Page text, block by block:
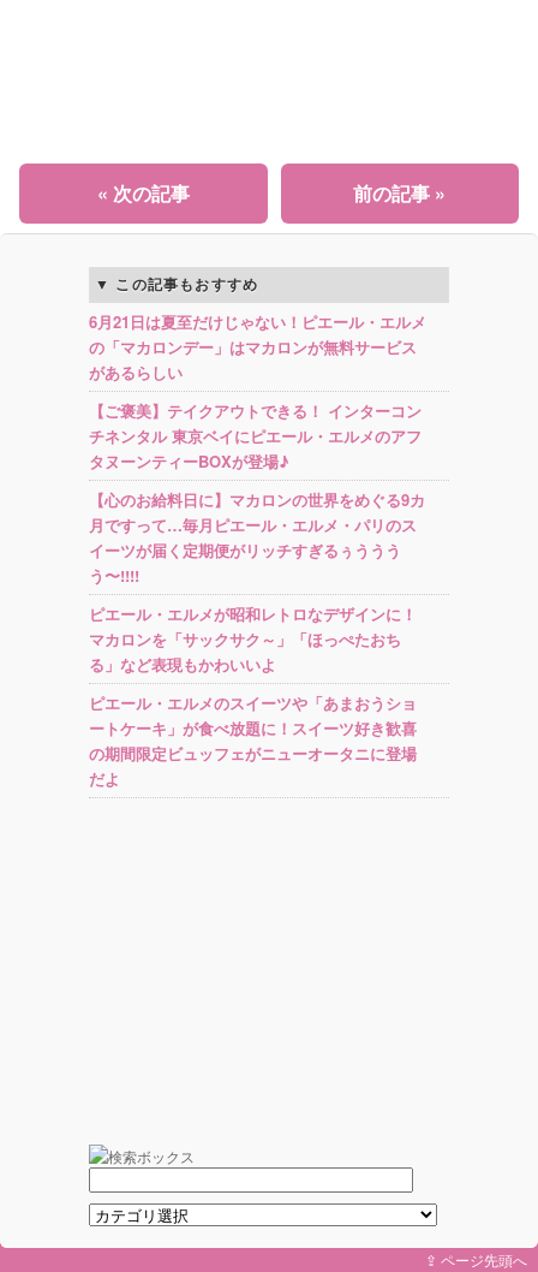
前の記事 »
« 次の記事
この記事もおすすめ
6月21日は夏至だけじゃない！ピエール・エルメ
の「マカロンデー」はマカロンが無料サービス
があるらしい
【ご褒美】テイクアウトできる！ インターコン
チネンタル 東京ベイにピエール・エルメのアフ
タヌーンティーBOXが登場♪
【心のお給料日に】マカロンの世界をめぐる9カ
月ですって…毎月ピエール・エルメ・パリのス
イーツが届く定期便がリッチすぎるぅううう
う〜!!!!
ピエール・エルメが昭和レトロなデザインに！
マカロンを「サックサク～」「ほっぺたおち
る」など表現もかわいいよ
ピエール・エルメのスイーツや「あまおうショ
ートケーキ」が食べ放題に！スイーツ好き歓喜
の期間限定ビュッフェがニューオータニに登場
だよ
⇪ ページ先頭へ